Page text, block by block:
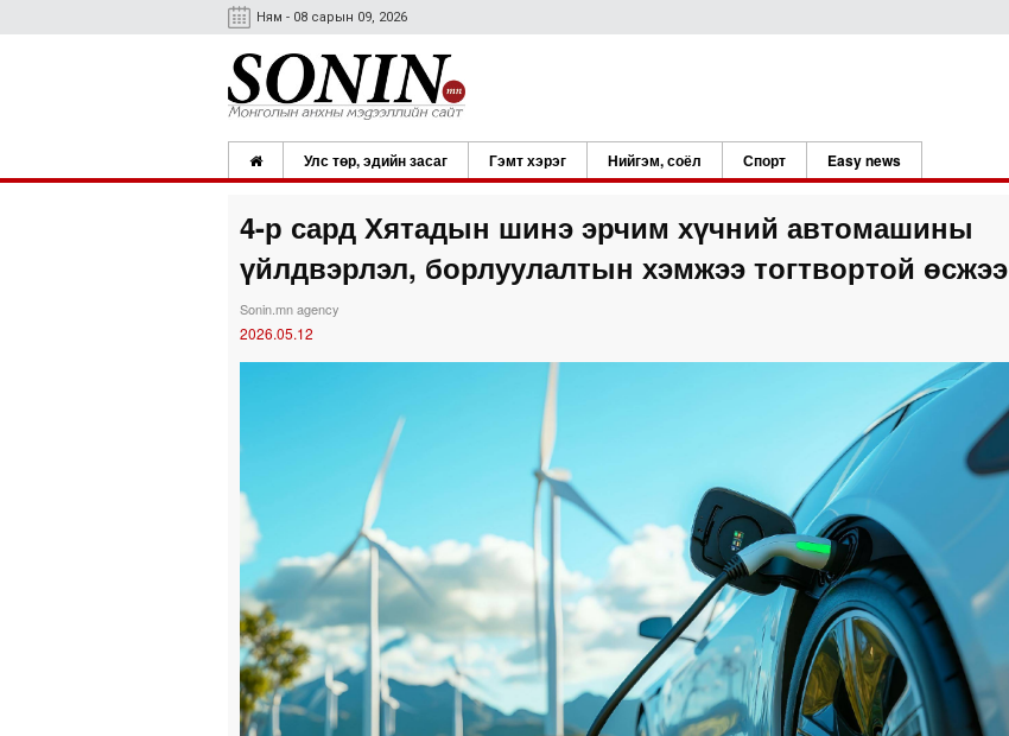
Ням - 08 сарын 09, 2026
Улс төр, эдийн засаг Гэмт хэрэг Нийгэм, соёл Спорт Easy news
4-р сард Хятадын шинэ эрчим хүчний автомашины
үйлдвэрлэл, борлуулалтын хэмжээ тогтвортой өсжээ
Sonin.mn agency
2026.05.12